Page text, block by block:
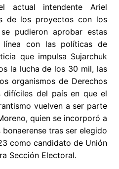
actual intendente Ariel
de los proyectos con los
pudieron aprobar estas
línea con las políticas de
que impulsa Sujarchuk
la lucha de los 30 mil, las
organismos de Derechos
difíciles del país en que el
vuelven a ser parte
quien se incorporó a
tras ser elegido
como candidato de Unión
Sección Electoral.